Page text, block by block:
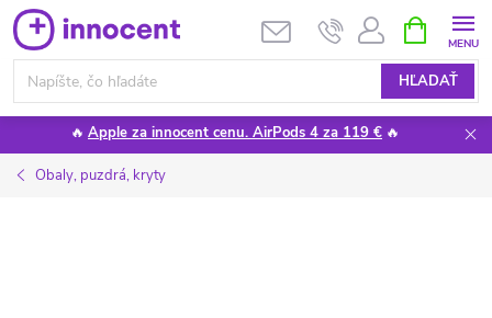
Prejsť
na
obsah
HĽADAŤ
KOŠÍK
🔥 Apple za innocent cenu. AirPods 4 za 119 € 🔥
Obaly, puzdrá, kryty